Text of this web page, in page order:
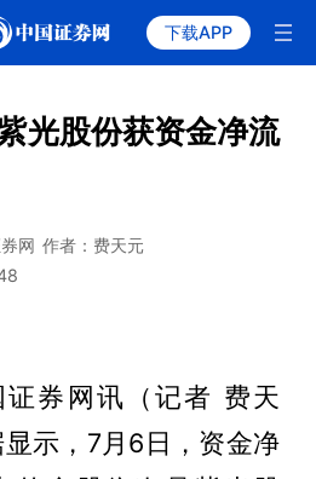
下载APP
光股份获资金净流
网 作者：费天元
券网讯（记者 费天
示，7月6日，资金净